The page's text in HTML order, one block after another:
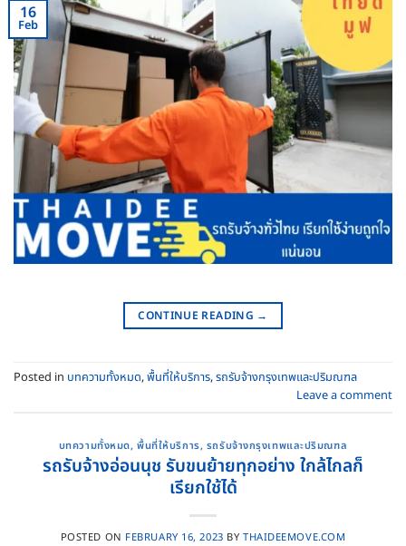
16
Feb
CONTINUE READING →
Posted in บทความทั้งหมด,พื้นที่ให้บริการ,รถรับจ้างกรุงเทพและปริมณฑล
Leave a comment
บทความทั้งหมด,พื้นที่ให้บริการ, รถรับจ้างกรุงเทพและปริมณฑล
รถรับจ้างอ่อนนุช รับขนย้ายทุกอย่าง ใกล้ไกลก็
เรียกใช้ได้
POSTED ON FEBRUARY 16, 2023 BY THAIDEEMOVE.COM